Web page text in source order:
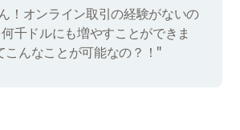
！オンライン取引の経験がないの
千ドルにも増やすことができま
こんなことが可能なの？！"